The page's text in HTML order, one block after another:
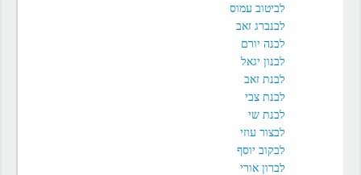
לביטוב עמוס
לבנברג זאב
לבנה יורם
לבנון יגאל
לבנת זאב
לבנת צבי
לבנת שי
לבצור עוזי
לבקוב יוסף
לברון אורי